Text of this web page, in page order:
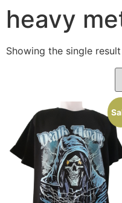
heavy
Showing the single result